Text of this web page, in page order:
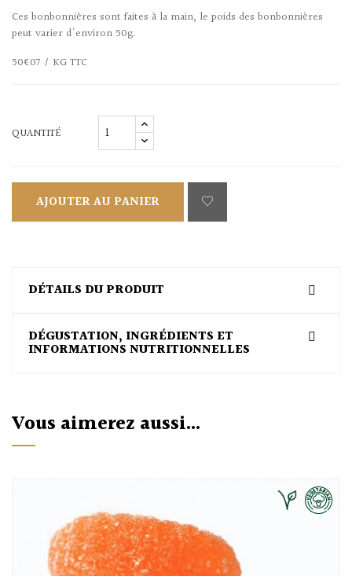
Ces bonbonnières sont faites à la main, le poids des bonbonnières
peut varier d'environ 50g.
50€07 / KG TTC
QUANTITÉ
AJOUTER AU PANIER
DÉTAILS DU PRODUIT
DÉGUSTATION, INGRÉDIENTS ET
INFORMATIONS NUTRITIONNELLES
Vous aimerez aussi...